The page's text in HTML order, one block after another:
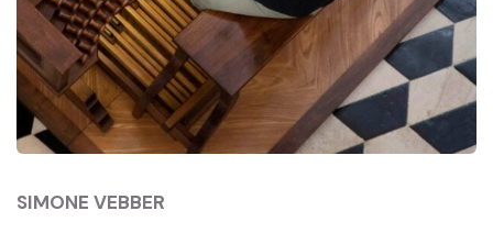
SIMONE VEBBER